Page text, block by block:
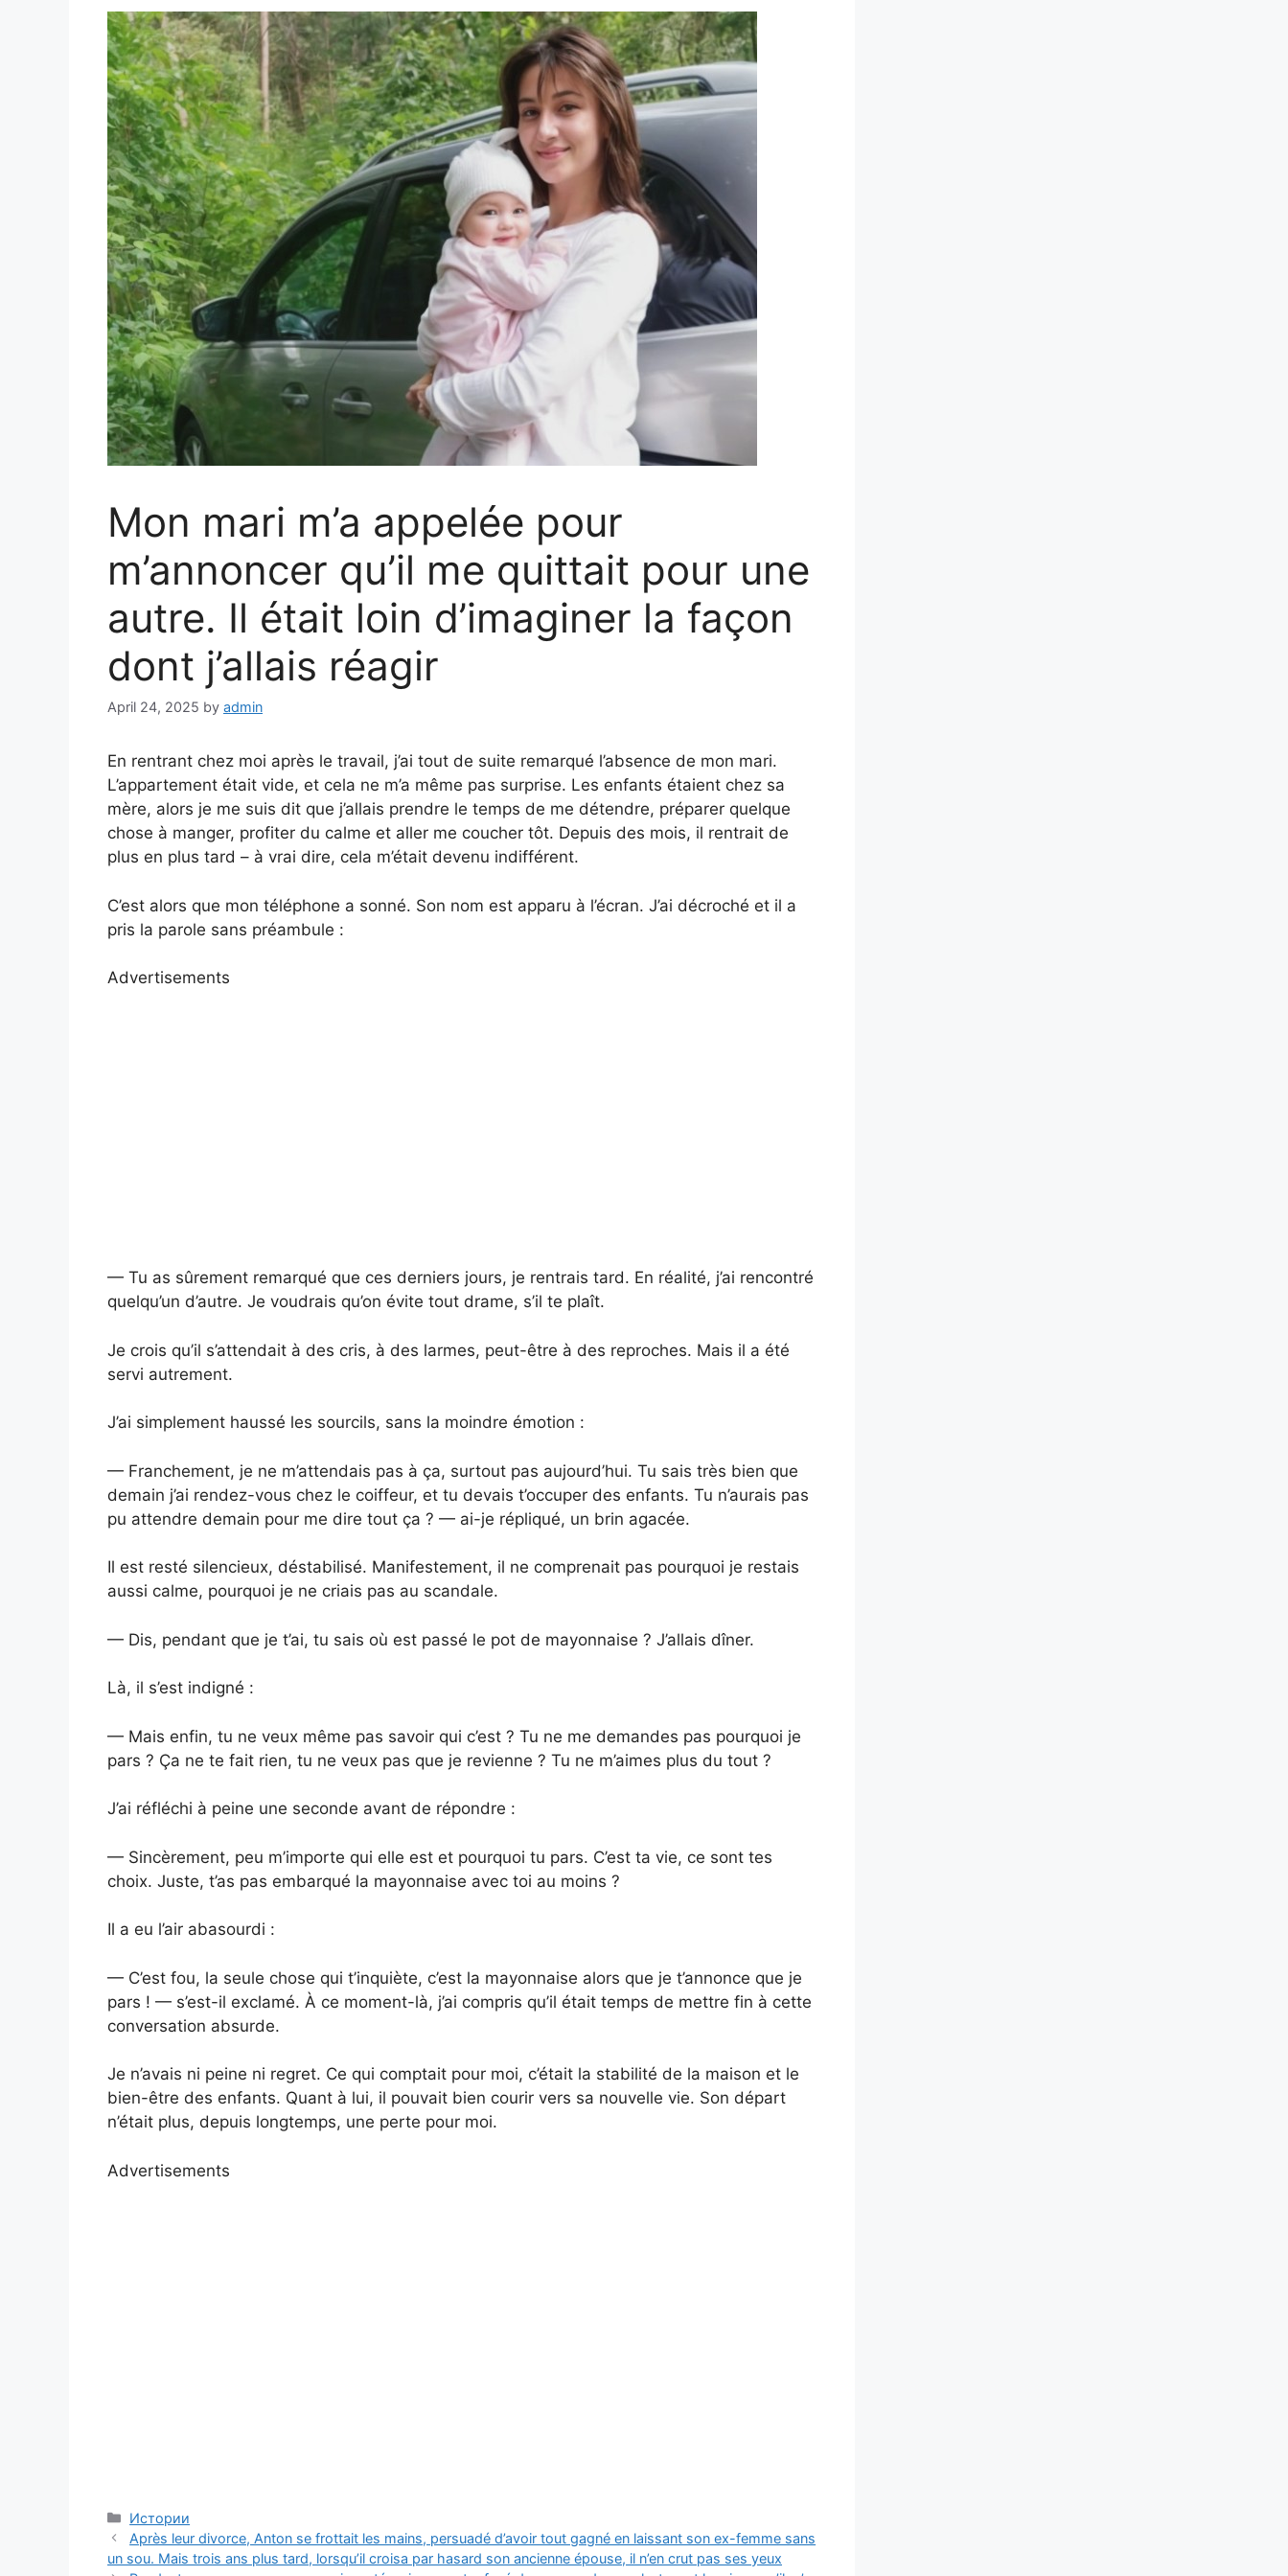
Mon mari m’a appelée pour
m’annoncer qu’il me quittait pour une
autre. Il était loin d’imaginer la façon
dont j’allais réagir
April 24, 2025 by admin
En rentrant chez moi après le travail, j’ai tout de suite remarqué l’absence de mon mari.
L’appartement était vide, et cela ne m’a même pas surprise. Les enfants étaient chez sa
mère, alors je me suis dit que j’allais prendre le temps de me détendre, préparer quelque
chose à manger, profiter du calme et aller me coucher tôt. Depuis des mois, il rentrait de
plus en plus tard – à vrai dire, cela m’était devenu indifférent.
C’est alors que mon téléphone a sonné. Son nom est apparu à l’écran. J’ai décroché et il a
pris la parole sans préambule :
Advertisements
— Tu as sûrement remarqué que ces derniers jours, je rentrais tard. En réalité, j’ai rencontré
quelqu’un d’autre. Je voudrais qu’on évite tout drame, s’il te plaît.
Je crois qu’il s’attendait à des cris, à des larmes, peut-être à des reproches. Mais il a été
servi autrement.
J’ai simplement haussé les sourcils, sans la moindre émotion :
— Franchement, je ne m’attendais pas à ça, surtout pas aujourd’hui. Tu sais très bien que
demain j’ai rendez-vous chez le coiffeur, et tu devais t’occuper des enfants. Tu n’aurais pas
pu attendre demain pour me dire tout ça ? — ai-je répliqué, un brin agacée.
Il est resté silencieux, déstabilisé. Manifestement, il ne comprenait pas pourquoi je restais
aussi calme, pourquoi je ne criais pas au scandale.
— Dis, pendant que je t’ai, tu sais où est passé le pot de mayonnaise ? J’allais dîner.
Là, il s’est indigné :
— Mais enfin, tu ne veux même pas savoir qui c’est ? Tu ne me demandes pas pourquoi je
pars ? Ça ne te fait rien, tu ne veux pas que je revienne ? Tu ne m’aimes plus du tout ?
J’ai réfléchi à peine une seconde avant de répondre :
— Sincèrement, peu m’importe qui elle est et pourquoi tu pars. C’est ta vie, ce sont tes
choix. Juste, t’as pas embarqué la mayonnaise avec toi au moins ?
Il a eu l’air abasourdi :
— C’est fou, la seule chose qui t’inquiète, c’est la mayonnaise alors que je t’annonce que je
pars ! — s’est-il exclamé. À ce moment-là, j’ai compris qu’il était temps de mettre fin à cette
conversation absurde.
Je n’avais ni peine ni regret. Ce qui comptait pour moi, c’était la stabilité de la maison et le
bien-être des enfants. Quant à lui, il pouvait bien courir vers sa nouvelle vie. Son départ
n’était plus, depuis longtemps, une perte pour moi.
Advertisements
Categories
Истории
Après leur divorce, Anton se frottait les mains, persuadé d’avoir tout gagné en laissant son ex-femme sans
un sou. Mais trois ans plus tard, lorsqu’il croisa par hasard son ancienne épouse, il n’en crut pas ses yeux